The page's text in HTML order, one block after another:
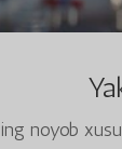
noyob